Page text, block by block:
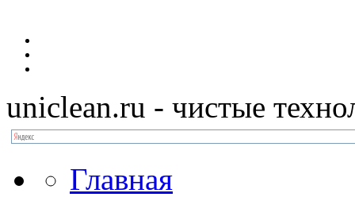
uniclean.ru - чистые
Главная